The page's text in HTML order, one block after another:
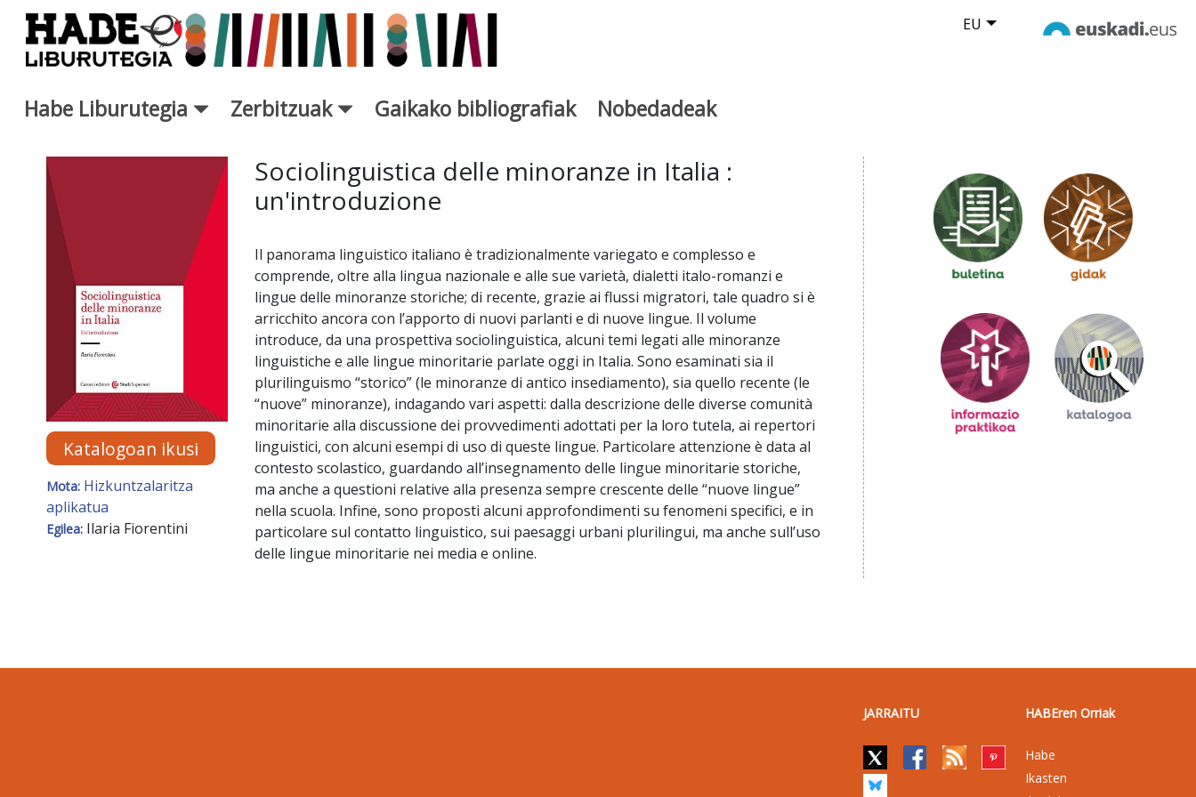
Eduki nagusira joan EU
Habe Liburutegia Zerbitzuak Gaikako bibliografiak Nobedadeak
Eskuratu berriak Fitxa - Liburutegia
Katalogoan ikusi
Mota: Hizkuntzalaritza
aplikatua
Egilea: Ilaria Fiorentini
Sociolinguistica delle minoranze in Italia :
un'introduzione
Il panorama linguistico italiano è tradizionalmente variegato e complesso e
comprende, oltre alla lingua nazionale e alle sue varietà, dialetti italo-romanzi e
lingue delle minoranze storiche; di recente, grazie ai flussi migratori, tale quadro si è
arricchito ancora con l’apporto di nuovi parlanti e di nuove lingue. Il volume
introduce, da una prospettiva sociolinguistica, alcuni temi legati alle minoranze
linguistiche e alle lingue minoritarie parlate oggi in Italia. Sono esaminati sia il
plurilinguismo “storico” (le minoranze di antico insediamento), sia quello recente (le
“nuove” minoranze), indagando vari aspetti: dalla descrizione delle diverse comunità
minoritarie alla discussione dei provvedimenti adottati per la loro tutela, ai repertori
linguistici, con alcuni esempi di uso di queste lingue. Particolare attenzione è data al
contesto scolastico, guardando all’insegnamento delle lingue minoritarie storiche,
ma anche a questioni relative alla presenza sempre crescente delle “nuove lingue”
nella scuola. Infine, sono proposti alcuni approfondimenti su fenomeni specifici, e in
particolare sul contatto linguistico, sui paesaggi urbani plurilingui, ma anche sull’uso
delle lingue minoritarie nei media e online.
JARRAITU HABEren Orriak
Habe
Ikasten